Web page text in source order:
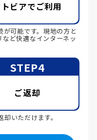
ビアでご利用
可能です。現地の方と
ど快適なインターネッ
STEP4
ご返却
いただけます。